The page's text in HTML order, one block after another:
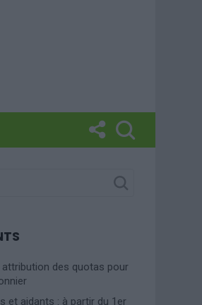
attribution des quotas pour
et aidants : à partir du 1er